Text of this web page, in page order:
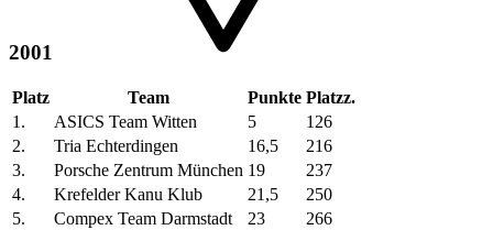
2001
Platz Team Punkte Platzz.
1.
ASICS Team Witten 5
126
2.
Tria Echterdingen 16,5
216
3.
Porsche Zentrum München 19
237
4.
Krefelder Kanu Klub 21,5
250
5.
Compex Team Darmstadt 23
266